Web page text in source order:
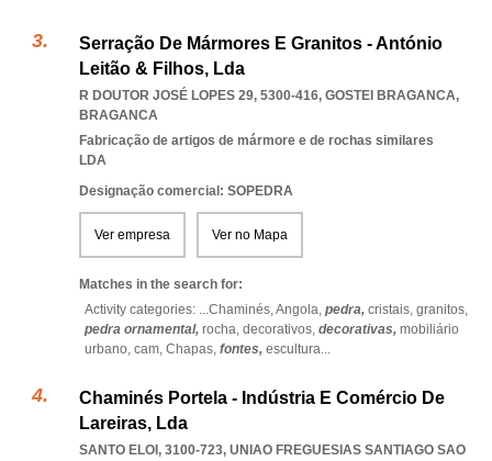
Serração De Mármores E Granitos - António
Leitão & Filhos, Lda
R DOUTOR JOSÉ LOPES 29, 5300-416, GOSTEI BRAGANCA,
BRAGANCA
Fabricação de artigos de mármore e de rochas similares
LDA
Designação comercial: SOPEDRA
Ver empresa Ver no Mapa
Matches in the search for:
Activity categories: ...Chaminés,Angola, pedra, cristais, granitos,
pedra ornamental, rocha, decorativos, decorativas, mobiliário
urbano, cam, Chapas, fontes, escultura...
Chaminés Portela - Indústria E Comércio De
Lareiras, Lda
SANTO ELOI, 3100-723, UNIAO FREGUESIAS SANTIAGO SAO